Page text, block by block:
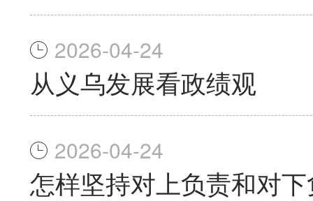
2026-04-24
从义乌发展看政绩观
2026-04-24
怎样坚持对上负责和对